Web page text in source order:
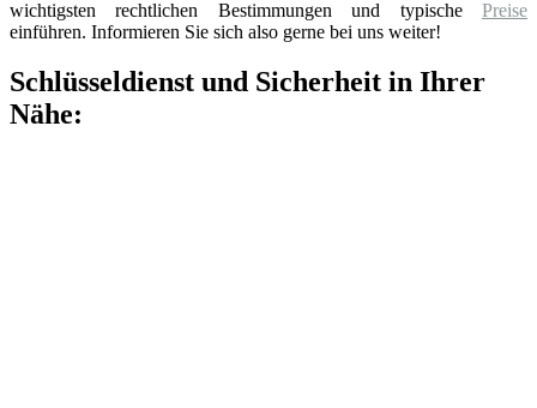
wichtigsten rechtlichen Bestimmungen und typische Preise
einführen. Informieren Sie sich also gerne bei uns weiter!
Schlüsseldienst und Sicherheit in Ihrer
Nähe: